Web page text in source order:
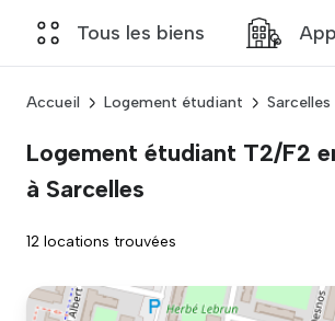
Tous les biens
Accueil Logement étudiant Sarcelles
Logement étudiant T2/F2
à Sarcelles
12 locations trouvées